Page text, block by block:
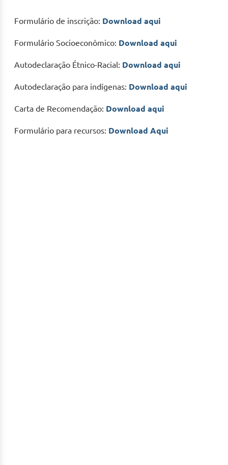
Formulário de inscrição: Download aqui
Formulário Socioeconômico: Download aqui
Autodeclaração Étnico-Racial: Download aqui
Autodeclaração para indígenas: Download aqui
Carta de Recomendação: Download aqui
Formulário para recursos: Download Aqui